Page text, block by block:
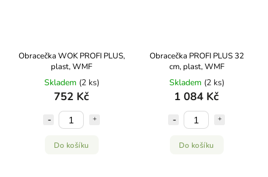
Obracečka WOK PROFI PLUS,
plast, WMF
Skladem (2 ks)
752 Kč
Do košíku
Obracečka PROFI PLUS 32
cm, plast, WMF
Skladem (2 ks)
1 084 Kč
Do košíku